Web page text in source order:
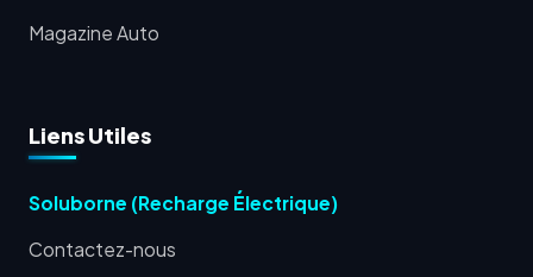
Magazine Auto
Liens Utiles
Soluborne (Recharge Électrique)
Contactez-nous